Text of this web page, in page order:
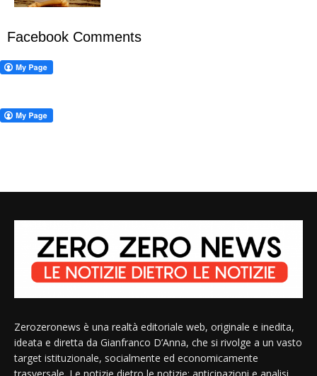
Facebook Comments
Zerozeronews è una realtà editoriale web, originale e inedita,
ideata e diretta da Gianfranco D’Anna, che si rivolge a un vasto
target istituzionale, socialmente ed economicamente